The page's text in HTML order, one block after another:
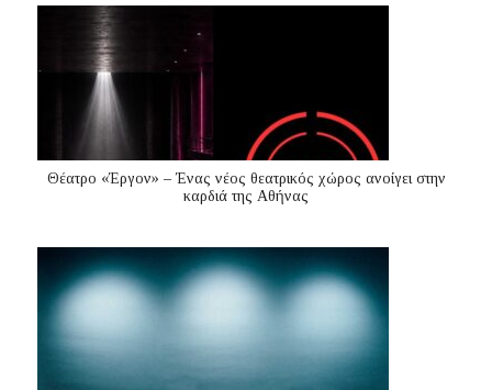
Θέατρο «Έργον» – Ένας νέος θεατρικός χώρος ανοίγει στην
καρδιά της Αθήνας